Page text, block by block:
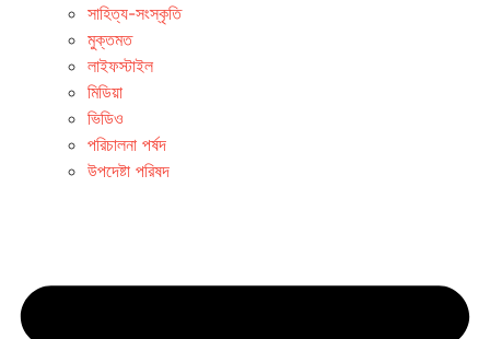
সাহিত্য-সংস্কৃতি
মুক্তমত
লাইফস্টাইল
মিডিয়া
ভিডিও
পরিচালনা পর্ষদ
উপদেষ্টা পরিষদ